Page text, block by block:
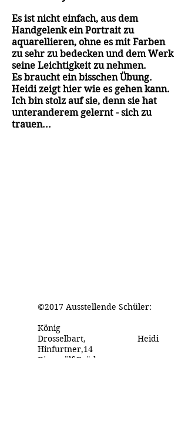
Es ist nicht einfach, aus dem
Handgelenk ein Portrait zu
aquarellieren, ohne es mit Farben
zu sehr zu bedecken und dem Werk
seine Leichtigkeit zu nehmen.
Es braucht ein bisschen Übung.
Heidi zeigt hier wie es gehen kann.
Ich bin stolz auf sie, denn sie hat
unteranderem gelernt - sich zu
trauen...
©2017 Ausstellende Schüler:
König
Drosselbart, Heidi
Hinfurtner,14
Die zwölf Brüder,